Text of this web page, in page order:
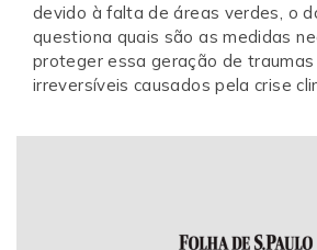
devido à falta de áreas verdes, o
questiona quais são as medidas
proteger essa geração de traumas
irreversíveis causados pela crise